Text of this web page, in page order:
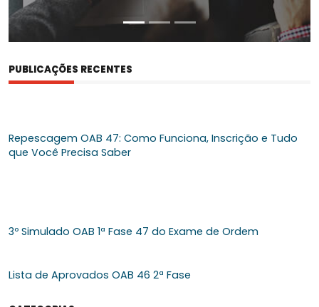
PUBLICAÇÕES RECENTES
Repescagem OAB 47: Como Funciona, Inscrição e Tudo
que Você Precisa Saber
3º Simulado OAB 1ª Fase 47 do Exame de Ordem
Lista de Aprovados OAB 46 2ª Fase